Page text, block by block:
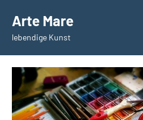
Inhalt
springen
Arte Mare
lebendige Kunst